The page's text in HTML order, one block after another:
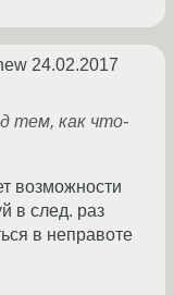
24.02.2017
тем, как что-
возможности
в след. раз
в неправоте